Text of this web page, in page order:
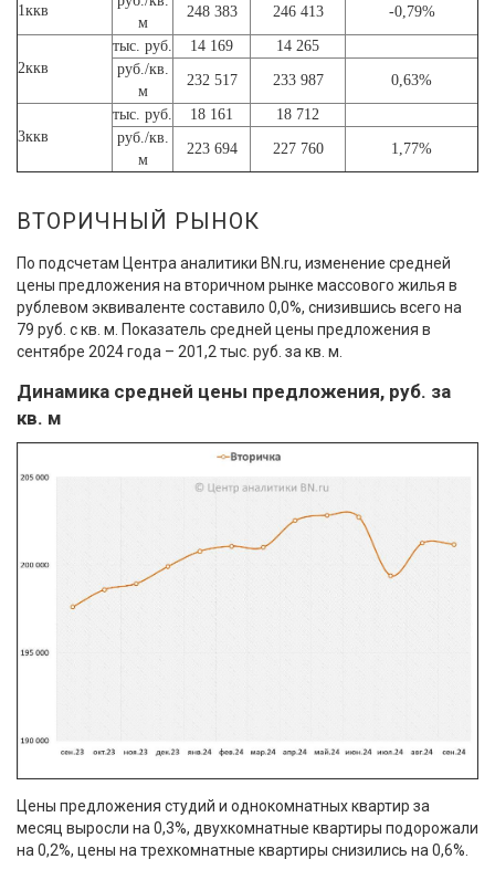
1ккв
м
248 383 246 413 -0,79%
2ккв
тыс. руб. 14 169
14 265
руб./кв.
м
232 517 233 987 0,63%
3ккв
тыс. руб. 18 161
18 712
руб./кв.
м
223 694 227 760 1,77%
ВТОРИЧНЫЙ РЫНОК
По подсчетам Центра аналитики BN.ru, изменение средней
цены предложения на вторичном рынке массового жилья в
рублевом эквиваленте составило 0,0%, снизившись всего на
79 руб. с кв. м. Показатель средней цены предложения в
сентябре 2024 года – 201,2 тыс. руб. за кв. м.
Динамика средней цены предложения, руб. за
кв. м
Цены предложения студий и однокомнатных квартир за
месяц выросли на 0,3%, двухкомнатные квартиры подорожали
на 0,2%, цены на трехкомнатные квартиры снизились на 0,6%.